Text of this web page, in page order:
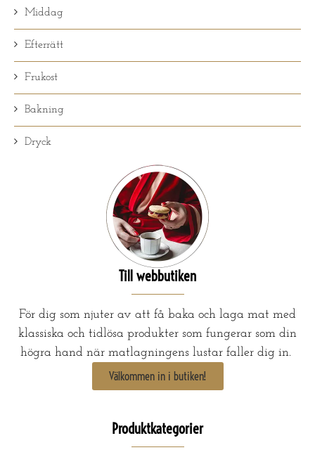
Middag
Efterrätt
Frukost
Bakning
Dryck
Till webbutiken
För dig som njuter av att få baka och laga mat med
klassiska och tidlösa produkter som fungerar som din
högra hand när matlagningens lustar faller dig in.
Välkommen in i butiken!
Produktkategorier